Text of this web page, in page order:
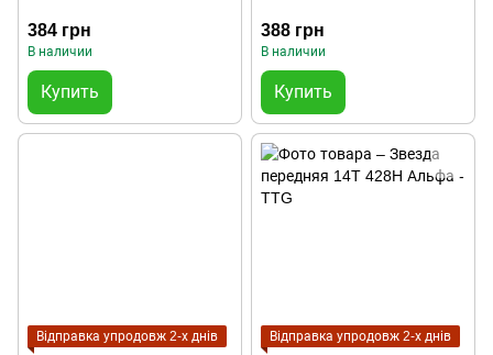
384 грн
В наличии
Купить
388 грн
В наличии
Купить
Відправка упродовж 2-х днів Відправка упродовж 2-х днів